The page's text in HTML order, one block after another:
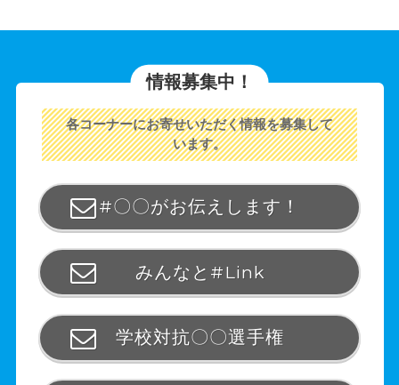
情報募集中！
各コーナーにお寄せいただく情報を募集して
います。
#〇〇がお伝えします！
みんなと#Link
学校対抗〇〇選手権